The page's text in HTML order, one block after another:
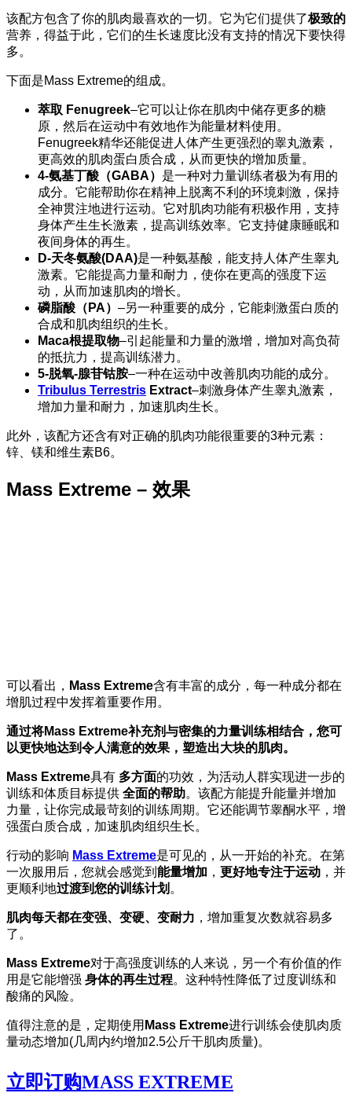
该配方包含了你的肌肉最喜欢的一切。它为它们提供了极致的
营养，得益于此，它们的生长速度比没有支持的情况下要快得
多。
下面是Mass Extreme的组成。
萃取 Fenugreek–它可以让你在肌肉中储存更多的糖
原，然后在运动中有效地作为能量材料使用。
Fenugreek精华还能促进人体产生更强烈的睾丸激素，
更高效的肌肉蛋白质合成，从而更快的增加质量。
4-氨基丁酸（GABA） 是一种对力量训练者极为有用的
成分。它能帮助你在精神上脱离不利的环境刺激，保持
全神贯注地进行运动。它对肌肉功能有积极作用，支持
身体产生生长激素，提高训练效率。它支持健康睡眠和
夜间身体的再生。
D-天冬氨酸(DAA)是一种氨基酸，能支持人体产生睾丸
激素。它能提高力量和耐力，使你在更高的强度下运
动，从而加速肌肉的增长。
磷脂酸（PA） –另一种重要的成分，它能刺激蛋白质的
合成和肌肉组织的生长。
Maca根提取物–引起能量和力量的激增，增加对高负荷
的抵抗力，提高训练潜力。
5-脱氧-腺苷钴胺–一种在运动中改善肌肉功能的成分。
Tribulus Terrestris Extract–刺激身体产生睾丸激素，
增加力量和耐力，加速肌肉生长。
此外，该配方还含有对正确的肌肉功能很重要的3种元素：
锌、镁和维生素B6。
Mass Extreme – 效果
可以看出， Mass Extreme含有丰富的成分，每一种成分都在
增肌过程中发挥着重要作用。
通过将Mass Extreme补充剂与密集的力量训练相结合，您可
以更快地达到令人满意的效果，塑造出大块的肌肉。
Mass Extreme具有 多方面的功效，为活动人群实现进一步的
训练和体质目标提供 全面的帮助。该配方能提升能量并增加
力量，让你完成最苛刻的训练周期。它还能调节睾酮水平，增
强蛋白质合成，加速肌肉组织生长。
行动的影响 Mass Extreme是可见的，从一开始的补充。在第
一次服用后，您就会感觉到 能量增加 ， 更好地专注于运动 ，并
更顺利地过渡到您的训练计划 。
肌肉每天都在变强、变硬、变耐力 ，增加重复次数就容易多
了。
Mass Extreme对于高强度训练的人来说，另一个有价值的作
用是它能增强 身体的再生过程。这种特性降低了过度训练和
酸痛的风险。
值得注意的是，定期使用 Mass Extreme进行训练会使肌肉质
量动态增加(几周内约增加2.5公斤干肌肉质量)。
立即订购MASS EXTREME